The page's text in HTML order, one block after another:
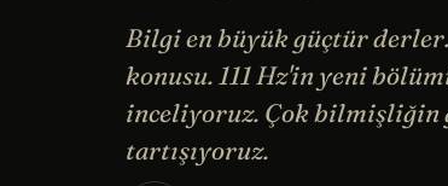
Bilgi en büyük güçtür
konusu. 111 Hz'in yeni
inceliyoruz. Çok bilmişliğin
tartışıyoruz.